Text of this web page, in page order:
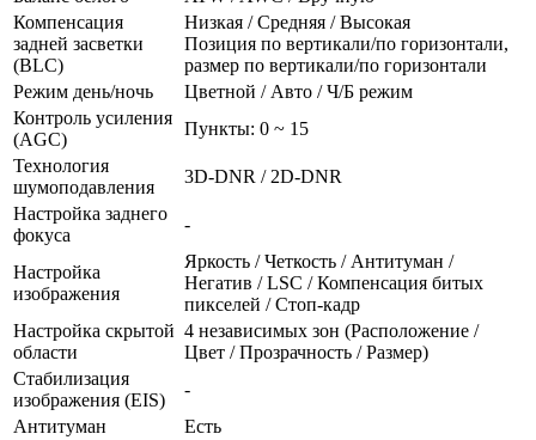
Компенсация
задней засветки
(BLC)
Низкая / Средняя / Высокая
Позиция по вертикали/по горизонтали,
размер по вертикали/по горизонтали
Режим день/ночь
Цветной / Авто / Ч/Б режим
Контроль усиления
(AGC)
Пункты: 0 ~ 15
Технология
шумоподавления
3D-DNR / 2D-DNR
Настройка заднего
фокуса
-
Настройка
изображения
Яркость / Четкость / Антитуман /
Негатив / LSC / Компенсация битых
пикселей / Стоп-кадр
Настройка скрытой
области
4 независимых зон (Расположение /
Цвет / Прозрачность / Размер)
Стабилизация
изображения (EIS)
-
Антитуман
Есть